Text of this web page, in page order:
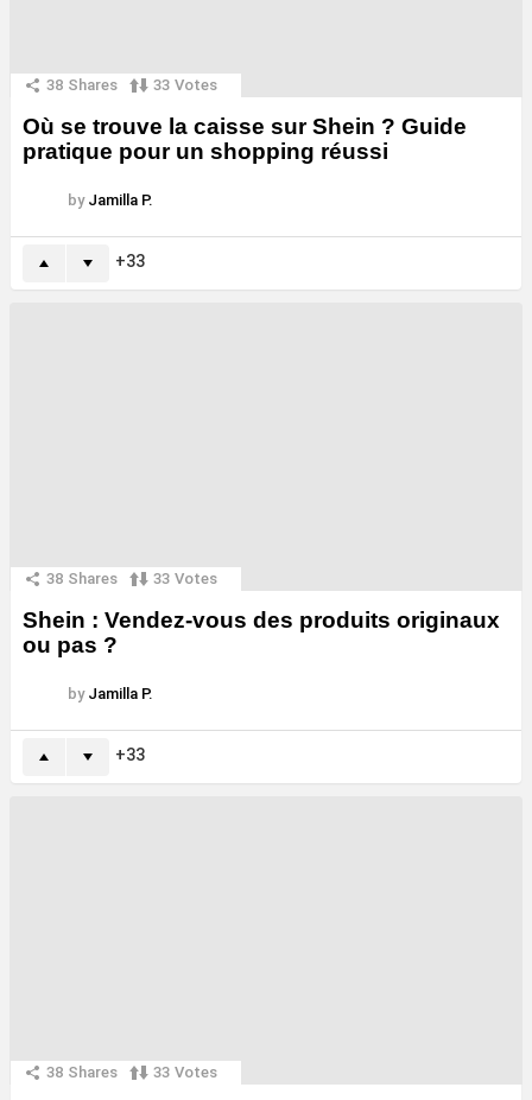
38 Shares 33 Votes
Où se trouve la caisse sur Shein ? Guide
pratique pour un shopping réussi
by Jamilla P.
33
38 Shares 33 Votes
Shein : Vendez-vous des produits originaux
ou pas ?
by Jamilla P.
33
38 Shares 33 Votes